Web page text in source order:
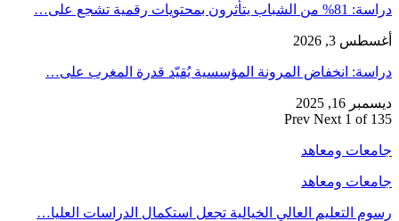
دراسة: 81% من الشباب يتأثرون بمحتويات رقمية تشجع على…
أغسطس 3, 2026
دراسة: انخفاض المرونة المؤسسية يُقيّد قدرة المغرب على…
ديسمبر 16, 2025
Prev Next 1 of 135
جامعات ومعاهد
جامعات ومعاهد
رسوم التعليم العالي الخيالية تجعل استكمال الدراسات العليا…